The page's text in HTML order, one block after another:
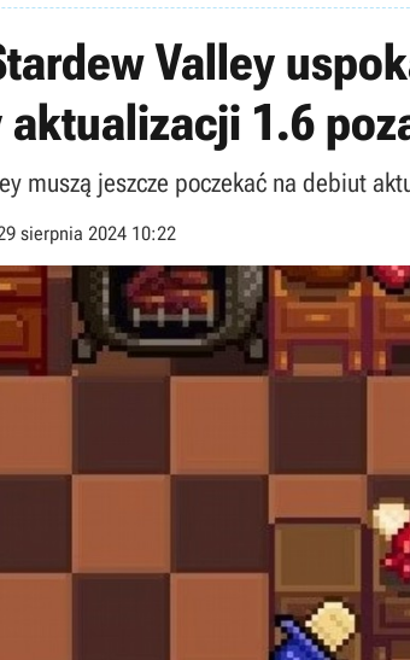
Valley
1.6
muszą jeszcze poczekać na debiut
sierpnia 2024 10:22